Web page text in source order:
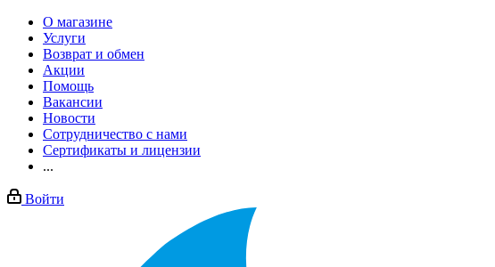
О магазине
Услуги
Возврат и обмен
Акции
Помощь
Вакансии
Новости
Сотрудничество с нами
Сертификаты и лицензии
...
Войти